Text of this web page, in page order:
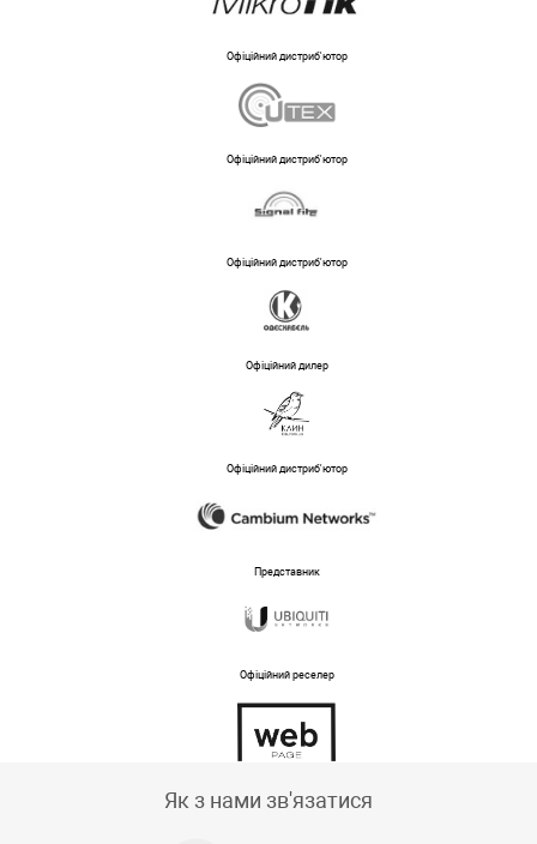
Офіційний дистриб'ютор
Офіційний дистриб'ютор
Офіційний дистриб'ютор
Офіційний дилер
Офіційний дистриб'ютор
Представник
Офіційний реселер
Як з нами зв'язатися